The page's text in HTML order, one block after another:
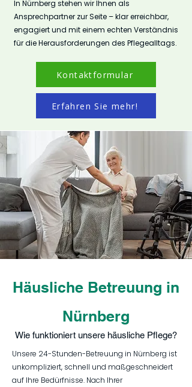
In Nürnberg stehen wir Ihnen als
Ansprechpartner zur Seite – klar erreichbar,
engagiert und mit einem echten Verständnis
für die Herausforderungen des Pflegealltags.
Kontaktformular
Erfahren Sie mehr!
Häusliche Betreuung in
Nürnberg
Wie funktioniert unsere häusliche Pflege?
Unsere 24-Stunden-Betreuung in Nürnberg ist
unkompliziert, schnell und maßgeschneidert
auf Ihre Bedürfnisse. Nach Ihrer